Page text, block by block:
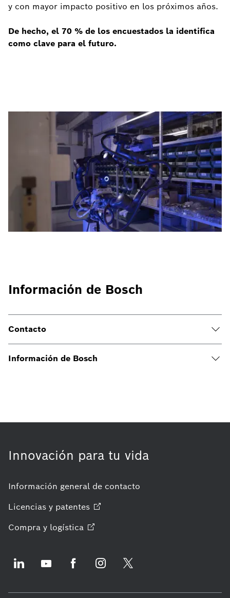
y con mayor impacto positivo en los próximos años.
De hecho, el 70 % de los encuestados la identifica
como clave para el futuro.
Información de Bosch
Contacto
Información de Bosch
Innovación para tu vida
Información general de contacto
Licencias y patentes
Compra y logística